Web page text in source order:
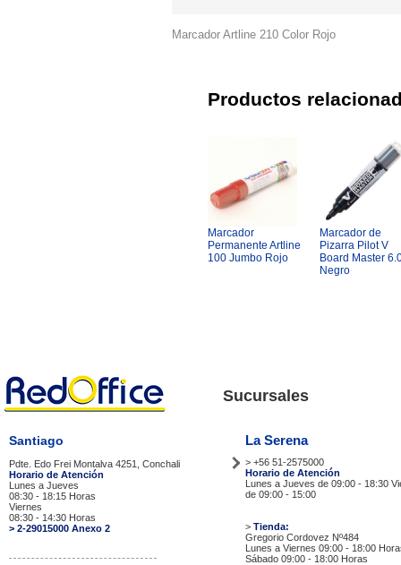
Marcador Artline 210 Color Rojo
Productos
Marcador
Permanente Artline
100 Jumbo Rojo
Marcador de
Pizarra Pilot V
Board Master
Negro
Santiago
Pdte. Edo Frei Montalva 4251, Conchali
Horario de Atención
Lunes a Jueves
08:30 - 18:15 Horas
Viernes
08:30 - 14:30 Horas
> 2-29015000 Anexo 2
Sucursales
La Serena
> +56 51-2575000
Horario de Atención
Lunes a Jueves de 09:00 - 18:30
de 09:00 - 15:00
> Tienda:
Gregorio Cordovez Nº484
Lunes a Viernes 09:00 - 18:00
Sábado 09:00 - 18:00 Horas